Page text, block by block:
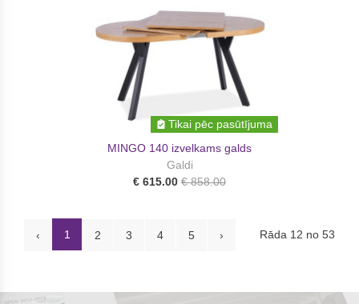
Tikai pēc pasūtījuma
MINGO 140 izvelkams galds
Galdi
€ 615.00 € 858.00
‹ 1 2 3 4 5 › Rāda 12 no 53